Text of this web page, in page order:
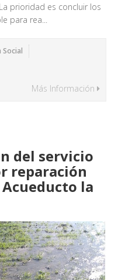
prioridad es concluir los
para rea...
Social
Más Información
del servicio
reparación
la